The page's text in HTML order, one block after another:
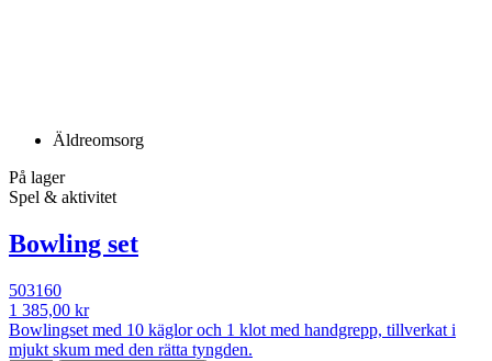
Äldreomsorg
På lager
Spel & aktivitet
Bowling set
503160
1 385,00 kr
Bowlingset med 10 käglor och 1 klot med handgrepp, tillverkat i
mjukt skum med den rätta tyngden.